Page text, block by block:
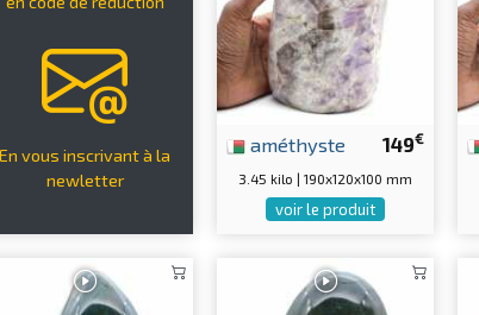
En vous inscrivant à la
newletter
149€
améthyste
3.45 kilo | 190x120x100 mm
voir le produit